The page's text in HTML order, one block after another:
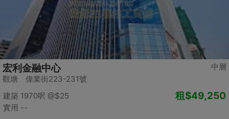
中層
宏利金融中心
觀塘 偉業街223-231號
建築 1970呎 @$25
實用 --
租$49,250